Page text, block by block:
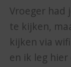
Vroeger had
te kijken,
kijken via
en ik leg